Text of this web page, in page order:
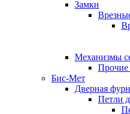
Замки
Механизмы
Прочие
Бис-Мет
Дверная
Петли